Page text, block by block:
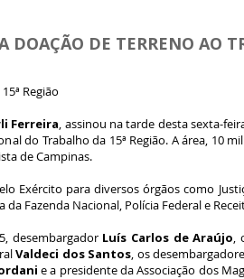
DOAÇÃO DE TERRENO AO
Região
Ferreira, assinou na tarde desta sexta-
do Trabalho da 15ª Região. A área, 10
de Campinas.
para diversos órgãos como
Fazenda Nacional, Polícia Federal e
desembargador Luís Carlos de Araújo,
Valdeci dos Santos, os
e a presidente da Associação dos